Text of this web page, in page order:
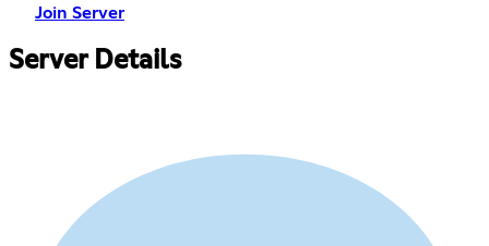
Join Server
Server Details